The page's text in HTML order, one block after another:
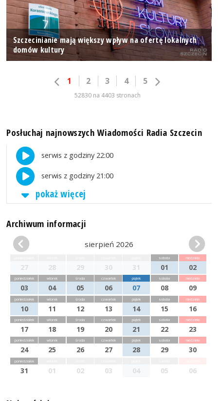
Szczecinianie mają większy wpływ na ofertę lokalnych
domów kultury
1 2 3 4 5
52830 na 4403 stronach
Posłuchaj najnowszych Wiadomości Radia Szczecin
serwis z godziny 22:00
serwis z godziny 21:00
pokaż więcej
Archiwum informacji
sierpień 2026
27 28 29 30 31
sobota
01
niedziela
02
poniedziałek
03
wtorek
04
środa
05
czwartek
06
piątek
07
sobota
08
niedziela
09
poniedziałek
10
wtorek
11
środa
12
czwartek
13
piątek
14
sobota
15
niedziela
16
poniedziałek
17
wtorek
18
środa
19
czwartek
20
piątek
21
sobota
22
niedziela
23
poniedziałek
24
wtorek
25
środa
26
czwartek
27
piątek
28
sobota
29
niedziela
30
poniedziałek
31 01 02 03 04 05 06